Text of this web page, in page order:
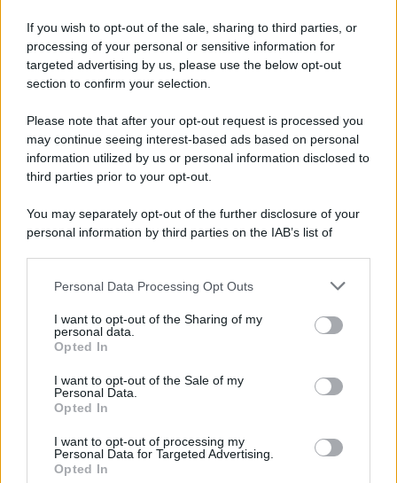
If you wish to opt-out of the sale, sharing to third parties, or
processing of your personal or sensitive information for
targeted advertising by us, please use the below opt-out
section to confirm your selection.
Please note that after your opt-out request is processed you
may continue seeing interest-based ads based on personal
information utilized by us or personal information disclosed to
third parties prior to your opt-out.
You may separately opt-out of the further disclosure of your
personal information by third parties on the IAB’s list of
This information may also be disclosed by us to third parties
disclose it to other third parties.
Please note that this website/app uses one or more Google
services and may gather and store information including but
not limited to your visit or usage behaviour. You may click to
grant or deny consent to Google and its third-party tags to
consent section.
Personal Data Processing Opt Outs
I want to opt-out of the Sharing of my
personal data.
Opted In
I want to opt-out of the Sale of my
Personal Data.
Opted In
I want to opt-out of processing my
Personal Data for Targeted Advertising.
Opted In
ITALIA
Non è quello di Arcugnano: il vero anfiteatro
romano del Veneto si trova in questa città
Lo sapevi che...
Barcellona non vuole più questo
turismo: la città prepara un
cambiamento profondo
Il suono dei campanacci annuncia uno
degli spettacoli più belli dell’autunno
italiano
Queste spiagge sembrano irreali, ma
esistono davvero: la nuova classifica